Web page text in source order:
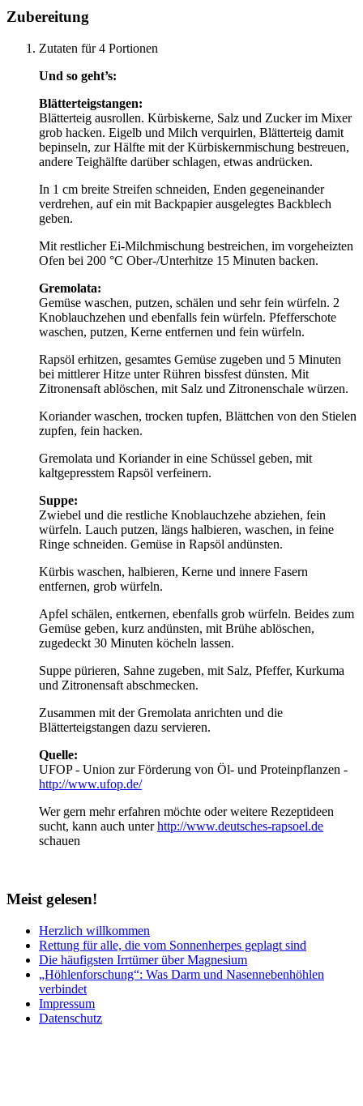
Zubereitung
Zutaten für 4 Portionen
Und so geht’s:
Blätterteigstangen:
Blätterteig ausrollen. Kürbiskerne, Salz und Zucker im Mixer
grob hacken. Eigelb und Milch verquirlen, Blätterteig damit
bepinseln, zur Hälfte mit der Kürbiskernmischung bestreuen,
andere Teighälfte darüber schlagen, etwas andrücken.
In 1 cm breite Streifen schneiden, Enden gegeneinander
verdrehen, auf ein mit Backpapier ausgelegtes Backblech
geben.
Mit restlicher Ei-Milchmischung bestreichen, im vorgeheizten
Ofen bei 200 °C Ober-/Unterhitze 15 Minuten backen.
Gremolata:
Gemüse waschen, putzen, schälen und sehr fein würfeln. 2
Knoblauchzehen und ebenfalls fein würfeln. Pfefferschote
waschen, putzen, Kerne entfernen und fein würfeln.
Rapsöl erhitzen, gesamtes Gemüse zugeben und 5 Minuten
bei mittlerer Hitze unter Rühren bissfest dünsten. Mit
Zitronensaft ablöschen, mit Salz und Zitronenschale würzen.
Koriander waschen, trocken tupfen, Blättchen von den Stielen
zupfen, fein hacken.
Gremolata und Koriander in eine Schüssel geben, mit
kaltgepresstem Rapsöl verfeinern.
Suppe:
Zwiebel und die restliche Knoblauchzehe abziehen, fein
würfeln. Lauch putzen, längs halbieren, waschen, in feine
Ringe schneiden. Gemüse in Rapsöl andünsten.
Kürbis waschen, halbieren, Kerne und innere Fasern
entfernen, grob würfeln.
Apfel schälen, entkernen, ebenfalls grob würfeln. Beides zum
Gemüse geben, kurz andünsten, mit Brühe ablöschen,
zugedeckt 30 Minuten köcheln lassen.
Suppe pürieren, Sahne zugeben, mit Salz, Pfeffer, Kurkuma
und Zitronensaft abschmecken.
Zusammen mit der Gremolata anrichten und die
Blätterteigstangen dazu servieren.
Quelle:
UFOP - Union zur Förderung von Öl- und Proteinpflanzen -
http://www.ufop.de/
Wer gern mehr erfahren möchte oder weitere Rezeptideen
sucht, kann auch unterhttp://www.deutsches-rapsoel.de
schauen
Meistgelesen!
Herzlich willkommen
Rettung für alle, die vom Sonnenherpes geplagt sind
Die häufigsten Irrtümer über Magnesium
„Höhlenforschung“: Was Darm und Nasennebenhöhlen
verbindet
Impressum
Datenschutz